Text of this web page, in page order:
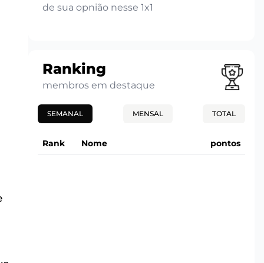
de sua opnião nesse 1x1
Ranking
membros em destaque
SEMANAL MENSAL TOTAL
Rank Nome pontos